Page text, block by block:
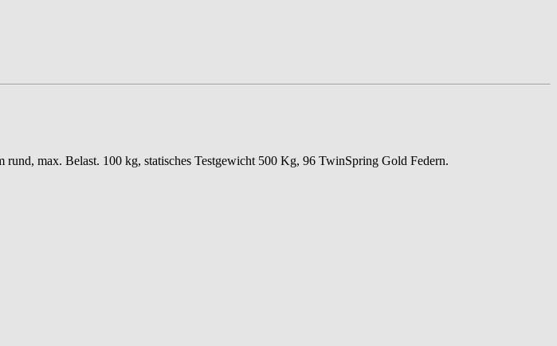
max. Belast. 100 kg, statisches Testgewicht 500 Kg, 96 TwinSpring Gold Federn.